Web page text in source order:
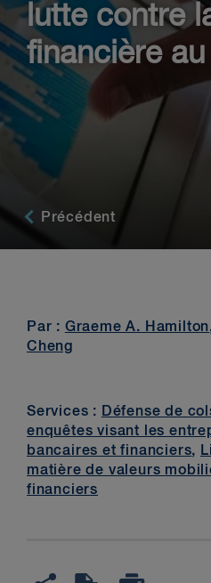
lutte contre
financière
Précédent
Par : Graeme A. Hamilton
Cheng
Services : Défense de
enquêtes visant les
bancaires et financiers,
matière de valeurs
financiers